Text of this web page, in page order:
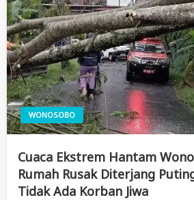
WONOSOBO
Cuaca Ekstrem Hantam
Rumah Rusak Diterjang
Tidak Ada Korban Jiwa